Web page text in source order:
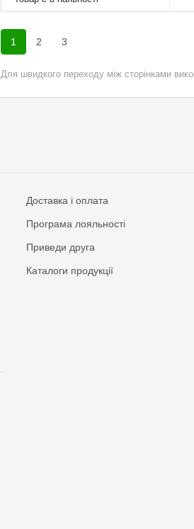
1 2 3
Для швидкого переходу між сторінками
Доставка і оплата
Програма лояльності
Приведи друга
Каталоги продукції